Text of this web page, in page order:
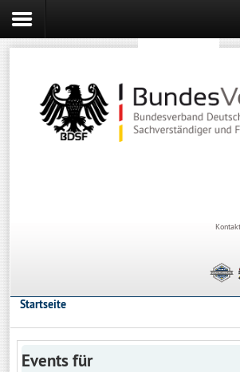
Kontakt
Startseite
Events für